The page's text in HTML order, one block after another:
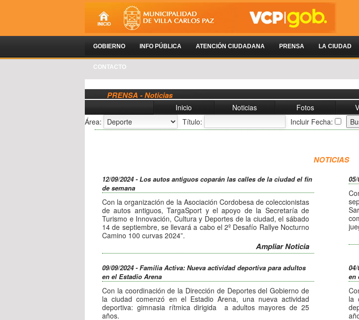
GOBIERNO INFO PÚBLICA ATENCIÓN CIUDADANA PRENSA LA CIUDAD
CONTACTO
PRENSA - Noticias
Inicio Noticias Fotos
Área:
Título: Incluir Fecha:
NOTICIAS
12/09/2024 - Los autos antiguos coparán las calles de la ciudad el fin
de semana
Con la organización de la Asociación Cordobesa de coleccionistas
de autos antiguos, TargaSport y el apoyo de la Secretaría de
Turismo e Innovación, Cultura y Deportes de la ciudad, el sábado
14 de septiembre, se llevará a cabo el 2º Desafío Rallye Nocturno
Camino 100 curvas 2024”.
Dicha competencia reúne a entusiastas de autos clásicos y
deportivos en cuna competencia de regularidad nocturna.
ciudades vecinas recorrerán los caminos de la región con una
largada simbólica desde el área peatonal a las 18 hs.
Aquellos vecinos y turistas que deseen disfrutar del paso de estos
vehículos pueden acercarse de manera libre y gratuita el próximo
sábado.
Ampliar Noticia
09/09/2024 - Familia Activa: Nueva actividad deportiva para adultos
en el Estadio Arena
Con la coordinación de la Dirección de Deportes del Gobierno de
la ciudad comenzó en el Estadio Arena, una nueva actividad
deportiva: gimnasia rítmica dirigida a adultos mayores de 25
años.
en
la